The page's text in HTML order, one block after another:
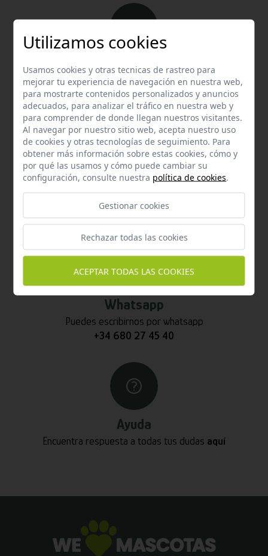
Email
Contacta con nosotros vía email
hola@welovemascotas.com
Teléfono
Contacta con nosotros a través del teléfono
Whatsapp
Puedes escribirnos por whatsapp
+34 680 27 45 40
Ayuda
Encuentra respuesta a todas tus dudas aquí
Utilizamos cookies
Usamos cookies y otras tecnicas de rastreo para
mejorar tu experiencia de navegación en nuestra web,
para mostrarte contenidos personalizados y anuncios
adecuados, para analizar el tráfico en nuestra web y
para comprender de donde llegan nuestros visitantes.
Al navegar por nuestro sitio web, acepta nuestro uso
de cookies y otras tecnologías de seguimiento. Para
obtener más información sobre estas cookies, cómo y
por qué las usamos y cómo puede cambiar su
configuración, consulte nuestra política de cookies.
Gestionar cookies
Rechazar todas las cookies
ACEPTAR TODAS LAS COOKIES